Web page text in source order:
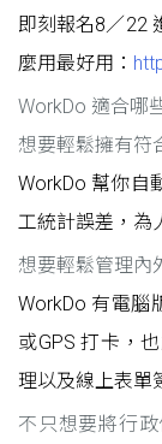
即刻報名8／22
麼用最好用：
WorkDo 適合哪
想要輕鬆擁有符
WorkDo 幫你自
工統計誤差，為
想要輕鬆管理內
WorkDo 有電腦
或GPS 打卡，
理以及線上表單
不只想要將行